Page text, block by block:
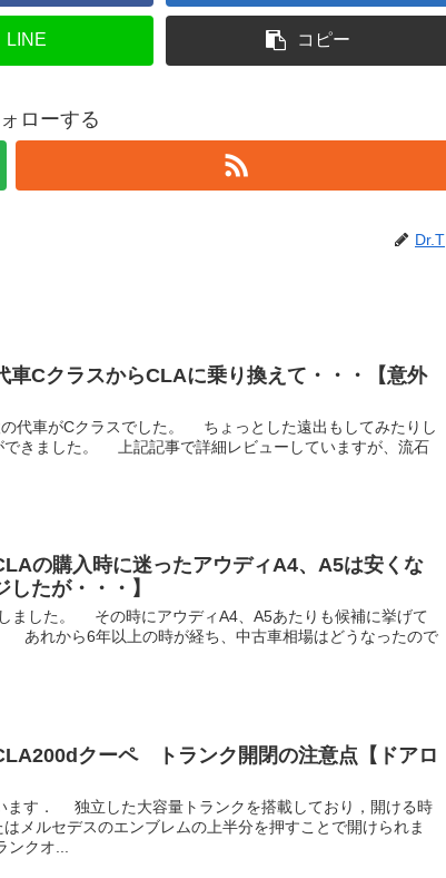
LINE コピー
ローする
Dr.T
車CクラスからCLAに乗り換えて・・・【意外
代車がCクラスでした。 ちょっとした遠出もしてみたりし
できました。 上記記事で詳細レビューしていますが、流石
の購入時に迷ったアウディA4、A5は安くな
たが・・・】
ました。 その時にアウディA4、A5あたりも候補に挙げて
あれから6年以上の時が経ち、中古車相場はどうなったので
クーペ トランク開閉の注意点【ドアロ
ます． 独立した大容量トランクを搭載しており，開ける時
メルセデスのエンブレムの上半分を押すことで開けられま
クオ...